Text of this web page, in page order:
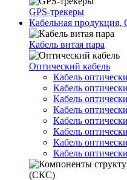
GPS-трекеры
Кабельная
Кабель витая пара
Оптический кабель
Кабель
Кабель
Кабель
Кабель
Кабель
Кабель
Кабель
Кабель